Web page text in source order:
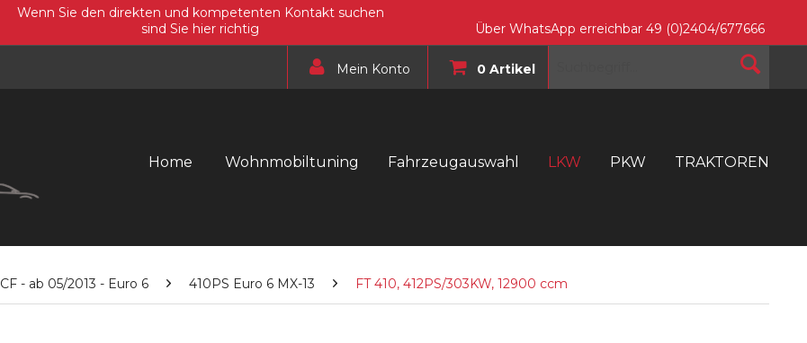
Wenn Sie den direkten und kompetenten Kontakt suchen
sind Sie hier richtig
Über WhatsApp erreichbar 49 (0)2404/677666
Mein Konto 0 Artikel
Home Wohnmobiltuning Fahrzeugauswahl LKW PKW TRAKTOREN
CF - ab 05/2013 - Euro 6 410PS Euro 6 MX-13 FT 410, 412PS/303KW, 12900 ccm